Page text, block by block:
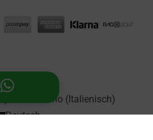
Italiano (Italienisch)
Deutsch